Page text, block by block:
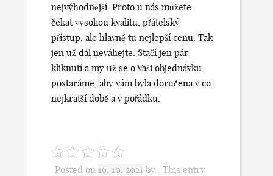
nejvýhodnější. Proto u nás můžete
čekat vysokou kvalitu, přátelský
přístup, ale hlavně tu nejlepší cenu. Tak
jen už dál neváhejte. Stačí jen pár
kliknutí a my už se o Vaši objednávku
postaráme, aby vám byla doručena v co
nejkratší době a v pořádku.
Posted on 16. 10. 2021 by
. This entry